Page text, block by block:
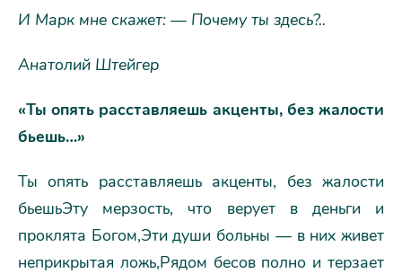
И Марк мне скажет: — Почему ты здесь?..
Анатолий Штейгер
«Ты опять расставляешь акценты, без жалости
бьешь…»
Ты опять расставляешь акценты, без жалости
бьешьЭту мерзость, что верует в деньги и
проклята Богом,Эти души больны — в них живет
неприкрытая ложь,Рядом бесов полно и терзает